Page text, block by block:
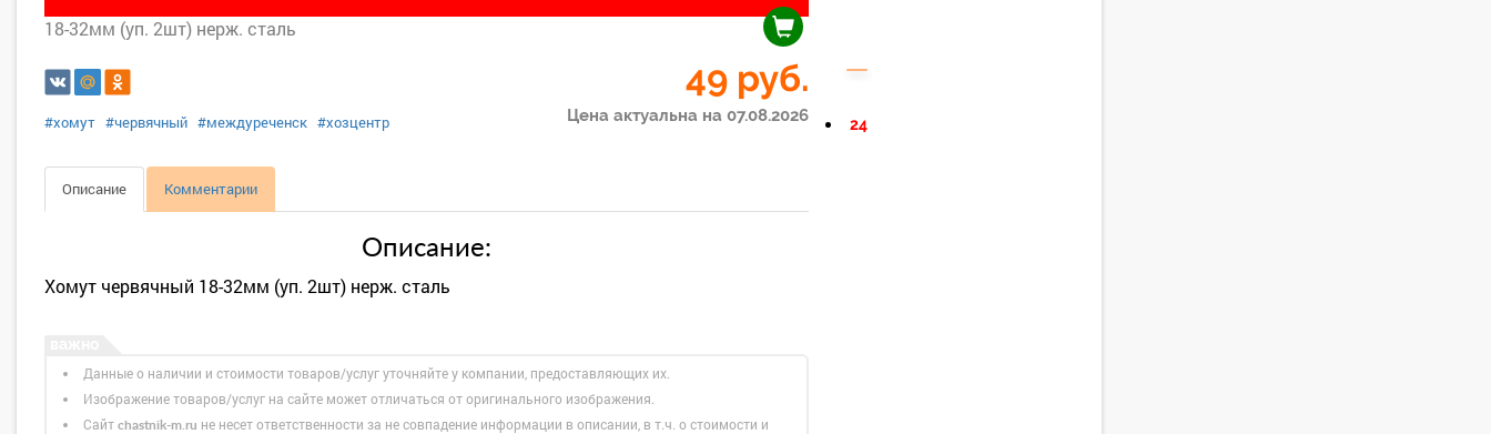
18-32мм (уп. 2шт) нерж. сталь
49руб.
Цена актуальна на 07.08.2026
#хомут #червячный #междуреченск #хозцентр
Описание Комментарии
Описание:
Хомут червячный 18-32мм (уп. 2шт) нерж. сталь
Данные о наличии и стоимости товаров/услуг уточняйте у компании, предоставляющих их.
Изображение товаров/услуг на сайте может отличаться от оригинального изображения.
Сайт chastnik-m.ru не несет ответственности за не совпадение информации в описании, в т.ч. о стоимости и
24